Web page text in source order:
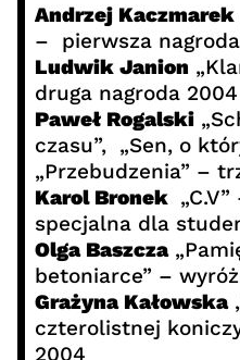
Andrzej Kaczmarek
– pierwsza
Ludwik Janion
druga nagroda 2004
Paweł Rogalski
czasu”, „Sen, o
„Przebudzenia” –
Karol Bronek
specjalna dla
Olga Baszcza
betoniarce” –
Grażyna Kałowska
czterolistnej
2004